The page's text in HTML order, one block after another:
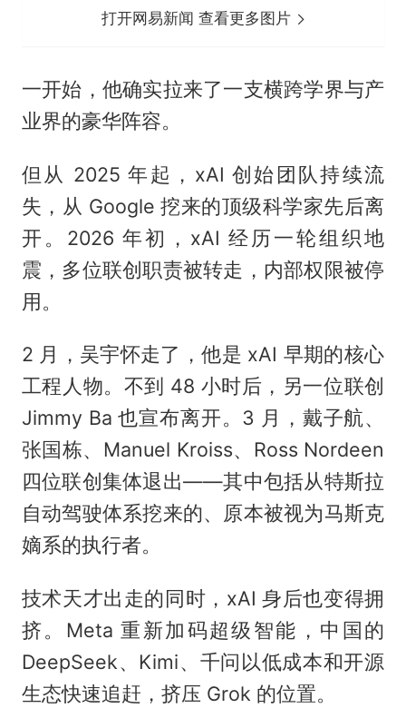
打开网易新闻 查看更多图片
一开始，他确实拉来了一支横跨学界与产
业界的豪华阵容。
但从 2025 年起，xAI 创始团队持续流
失，从 Google 挖来的顶级科学家先后离
开。2026 年初，xAI 经历一轮组织地
震，多位联创职责被转走，内部权限被停
用。
2 月，吴宇怀走了，他是 xAI 早期的核心
工程人物。不到 48 小时后，另一位联创
Jimmy Ba 也宣布离开。3 月，戴子航、
张国栋、Manuel Kroiss、Ross Nordeen
四位联创集体退出——其中包括从特斯拉
自动驾驶体系挖来的、原本被视为马斯克
嫡系的执行者。
技术天才出走的同时，xAI 身后也变得拥
挤。Meta 重新加码超级智能，中国的
DeepSeek、Kimi、千问以低成本和开源
生态快速追赶，挤压 Grok 的位置。